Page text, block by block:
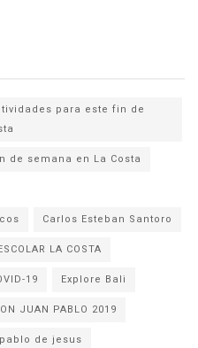
para este fin de
de semana en La Costa
Carlos Esteban Santoro
LA COSTA
19
Explore Bali
JUAN PABLO 2019
de jesus